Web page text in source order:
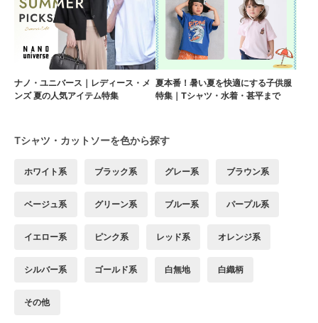
ナノ・ユニバース｜レディース・メ
ンズ 夏の人気アイテム特集
夏本番！暑い夏を快適にする子供服
特集｜Tシャツ・水着・甚平まで
Tシャツ・カットソーを色から探す
ホワイト系 ブラック系 グレー系 ブラウン系
ベージュ系 グリーン系 ブルー系 パープル系
イエロー系 ピンク系 レッド系 オレンジ系
シルバー系 ゴールド系 白無地 白織柄
その他